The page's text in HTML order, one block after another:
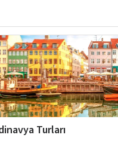
Turları